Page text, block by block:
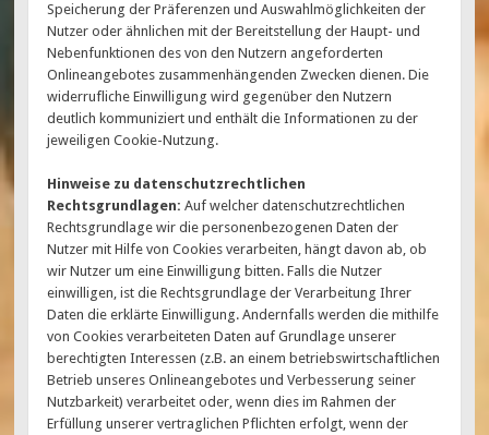
Speicherung der Präferenzen und Auswahlmöglichkeiten der
Nutzer oder ähnlichen mit der Bereitstellung der Haupt- und
Nebenfunktionen des von den Nutzern angeforderten
Onlineangebotes zusammenhängenden Zwecken dienen. Die
widerrufliche Einwilligung wird gegenüber den Nutzern
deutlich kommuniziert und enthält die Informationen zu der
jeweiligen Cookie-Nutzung.
Hinweise zu datenschutzrechtlichen
Rechtsgrundlagen:Auf welcher datenschutzrechtlichen
Rechtsgrundlage wir die personenbezogenen Daten der
Nutzer mit Hilfe von Cookies verarbeiten, hängt davon ab, ob
wir Nutzer um eine Einwilligung bitten. Falls die Nutzer
einwilligen, ist die Rechtsgrundlage der Verarbeitung Ihrer
Daten die erklärte Einwilligung. Andernfalls werden die mithilfe
von Cookies verarbeiteten Daten auf Grundlage unserer
berechtigten Interessen (z.B. an einem betriebswirtschaftlichen
Betrieb unseres Onlineangebotes und Verbesserung seiner
Nutzbarkeit) verarbeitet oder, wenn dies im Rahmen der
Erfüllung unserer vertraglichen Pflichten erfolgt, wenn der